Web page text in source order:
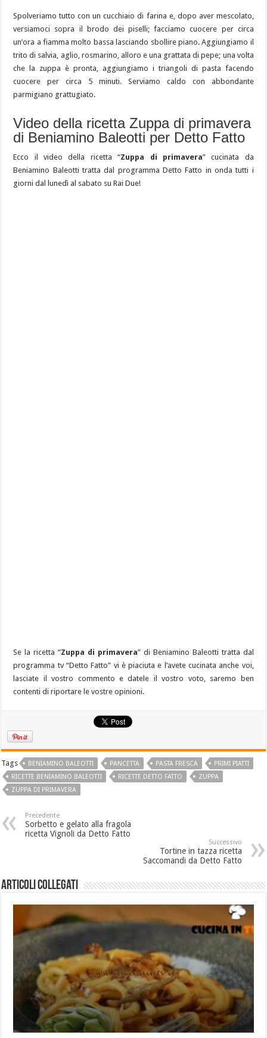
Spolveriamo tutto con un cucchiaio di farina e, dopo aver mescolato,
versiamoci sopra il brodo dei piselli; facciamo cuocere per circa
un’ora a fiamma molto bassa lasciando sbollire piano. Aggiungiamo il
trito di salvia, aglio, rosmarino, alloro e una grattata di pepe; una volta
che la zuppa è pronta, aggiungiamo i triangoli di pasta facendo
cuocere per circa 5 minuti. Serviamo caldo con abbondante
parmigiano grattugiato.
Video della ricetta Zuppa di primavera
di Beniamino Baleotti per Detto Fatto
Ecco il video della ricetta “Zuppa di primavera” cucinata da
Beniamino Baleotti tratta dal programma Detto Fatto in onda tutti i
giorni dal lunedì al sabato su Rai Due!
Se la ricetta “Zuppa di primavera” di Beniamino Baleotti tratta dal
programma tv “Detto Fatto” vi è piaciuta e l’avete cucinata anche voi,
lasciate il vostro commento e datele il vostro voto, saremo ben
contenti di riportare le vostre opinioni.
Tags BENIAMINO BALEOTTI PANCETTA PASTA FRESCA
PRIMI PIATTI
RICETTE BENIAMINO BALEOTTI
RICETTE DETTO FATTO
ZUPPA
ZUPPA DI PRIMAVERA
Precedente
Sorbetto e gelato alla fragola
ricetta Vignoli da Detto Fatto
Successivo
Tortine in tazza ricetta
Saccomandi da Detto Fatto
Articoli collegati